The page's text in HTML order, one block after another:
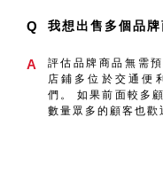
Q 我想出售多個品
A
評估品牌商品無需
店鋪多位於交通便
們。 如果前面較多
數量眾多的顧客也歡